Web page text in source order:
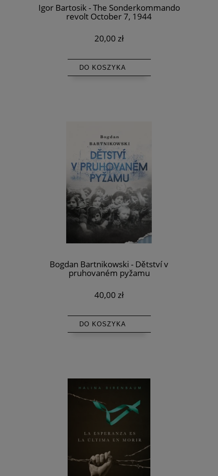
Igor Bartosik - The Sonderkommando
revolt October 7, 1944
20,00 zł
DO KOSZYKA
Bogdan Bartnikowski - Dětství v
pruhovaném pyžamu
40,00 zł
DO KOSZYKA